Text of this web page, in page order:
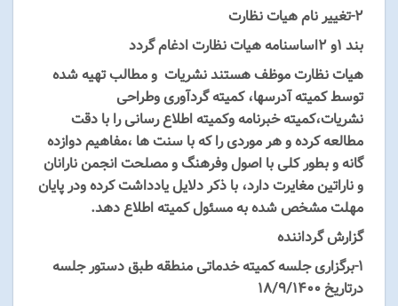
۲-تغییر نام هیات نظارت
بند 1و 2اساسنامه هیات نظارت ادغام گردد
هیات نظارت موظف هستند نشریات و مطالب تهیه شده
توسط کمیته آدرسها، کمیته گردآوری وطراحی
نشریات،کمیته خبرنامه وکمیته اطلاع رسانی را با دقت
مطالعه کرده و هر موردی را که با سنت ها ،مفاهیم دوازده
گانه و بطور کلی با اصول وفرهنگ و مصلحت انجمن نارانان
و ناراتین مغایرت دارد، با ذکر دلایل یادداشت کرده ودر پایان
مهلت مشخص شده به مسئول کمیته اطلاع دهد.
گزارش گرداننده
۱-برگزاری جلسه کمیته خدماتی منطقه طبق دستور جلسه
درتاریخ ۱۸/۹/۱۴۰۰